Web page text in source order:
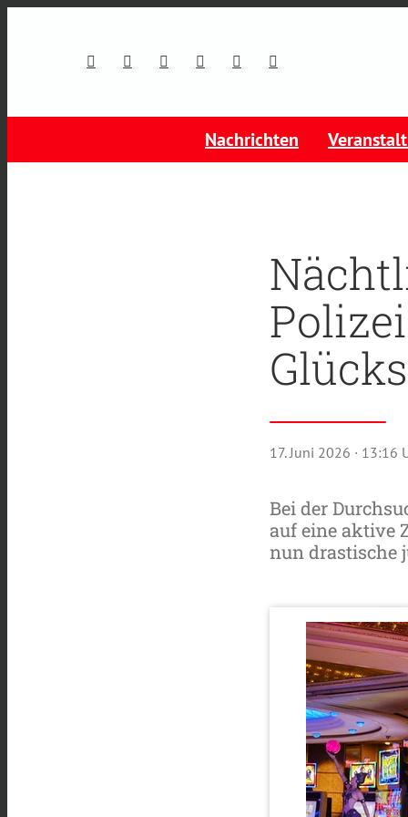
Nachrichten
17. Juni 2026 · 13:16
Bei der
auf eine aktive
nun drastische